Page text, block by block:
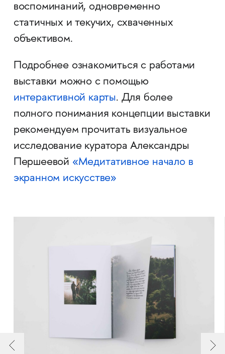
воспоминаний, одновременно
статичных и текучих, схваченных
объективом.
Подробнее ознакомиться с работами
выставки можно с помощью
интерактивной карты. Для более
полного понимания концепции выставки
рекомендуем прочитать визуальное
исследование куратора Александры
Першеевой «Медитативное начало в
экранном искусстве»